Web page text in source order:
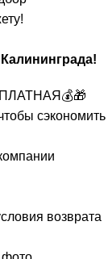
сэкономить
возврата